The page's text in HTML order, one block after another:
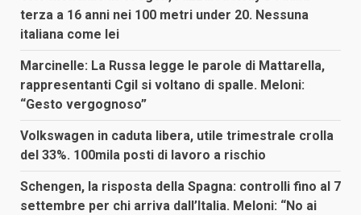
terza a 16 anni nei 100 metri under 20. Nessuna
italiana come lei
Marcinelle: La Russa legge le parole di Mattarella,
rappresentanti Cgil si voltano di spalle. Meloni:
“Gesto vergognoso”
Volkswagen in caduta libera, utile trimestrale crolla
del 33%. 100mila posti di lavoro a rischio
Schengen, la risposta della Spagna: controlli fino al 7
settembre per chi arriva dall’Italia. Meloni: “No ai